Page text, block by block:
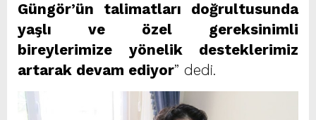
Güngör’ün talimatları doğrultusunda
yaşlı ve özel gereksinimli
bireylerimize yönelik desteklerimiz
artarak devam ediyor” dedi.